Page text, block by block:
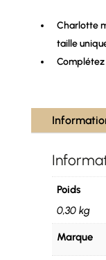
Charlotte
taille
Poids
0,30 kg
Marque